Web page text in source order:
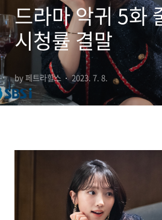
드라마 악귀 5화
시청률 결말
by 페트라힐스 2023. 7. 8.